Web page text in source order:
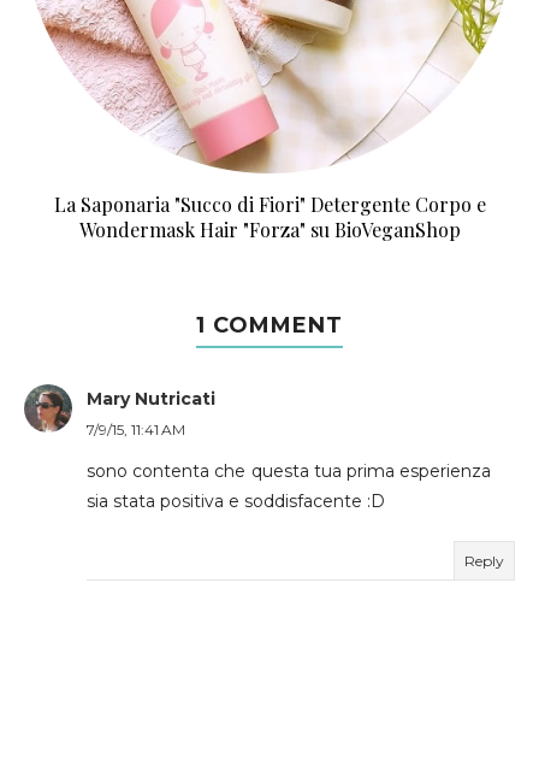
La Saponaria "Succo di Fiori" Detergente Corpo e
Wondermask Hair "Forza" su BioVeganShop
1 COMMENT
Mary Nutricati
7/9/15, 11:41 AM
sono contenta che questa tua prima esperienza
sia stata positiva e soddisfacente :D
Reply